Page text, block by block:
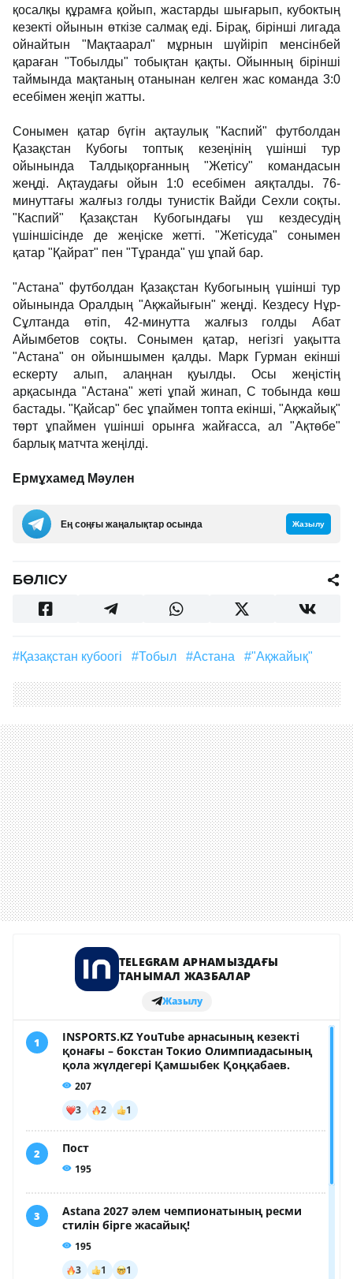
қосалқы құрамға қойып, жастарды шығарып, кубоктың
кезекті ойынын өткізе салмақ еді. Бірақ, бірінші лигада
ойнайтын "Мақтаарал" мұрнын шүйіріп менсінбей
қараған "Тобылды" тобықтан қақты. Ойынның бірінші
таймында мақтаның отанынан келген жас команда 3:0
есебімен жеңіп жатты.
Сонымен қатар бүгін ақтаулық "Каспий" футболдан
Қазақстан Кубогы топтық кезеңінің үшінші тур
ойынында Талдықорғанның "Жетісу" командасын
жеңді. Ақтаудағы ойын 1:0 есебімен аяқталды. 76-
минуттағы жалғыз голды тунистік Вайди Сехли соқты.
"Каспий" Қазақстан Кубогындағы үш кездесудің
үшіншісінде де жеңіске жетті. "Жетісуда" сонымен
қатар "Қайрат" пен "Тұранда" үш ұпай бар.
"Астана" футболдан Қазақстан Кубогының үшінші тур
ойынында Оралдың "Ақжайығын" жеңді. Кездесу Нұр-
Сұлтанда өтіп, 42-минутта жалғыз голды Абат
Айымбетов соқты. Сонымен қатар, негізгі уақытта
"Астана" он ойыншымен қалды. Марк Гурман екінші
ескерту алып, алаңнан қуылды. Осы жеңістің
арқасында "Астана" жеті ұпай жинап, С тобында көш
бастады. "Қайсар" бес ұпаймен топта екінші, "Ақжайық"
төрт ұпаймен үшінші орынға жайғасса, ал "Ақтөбе"
барлық матчта жеңілді.
Ермұхамед Мәулен
Ең соңғы жаңалықтар осында Жазылу
БӨЛІСУ
#Қазақстан кубоогі #Тобыл #Астана #"Ақжайық"